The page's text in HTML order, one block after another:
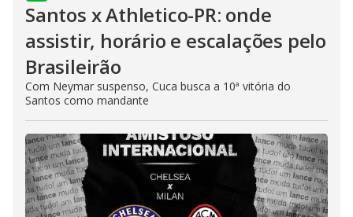
Santos x Athletico-PR: onde
assistir, horário e escalações pelo
Brasileirão
Com Neymar suspenso, Cuca busca a 10ª vitória do
Santos como mandante